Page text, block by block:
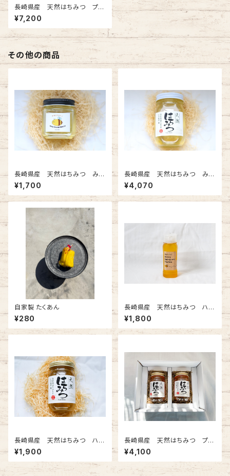
長崎県産 天然はちみつ プレ
ゼント・贈答用 600g 選べる2
本箱入り
¥7,200
その他の商品
長崎県産 天然はちみつ みか
ん蜜 200g
¥1,700
長崎県産 天然はちみつ みか
ん蜜 600g
¥4,070
自家製 たくあん
¥280
長崎県産 天然はちみつ ハゼ
蜜 250gチューブタイプ
¥1,800
長崎県産 天然はちみつ ハゼ
蜜 300g
¥1,900
長崎県産 天然はちみつ プレ
ゼント・贈答用 300g 選べる
2本セット
¥4,100